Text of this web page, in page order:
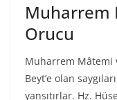
Muharrem
Orucu
Muharrem Mâtemi
Beyt’e olan
yansıtırlar. Hz.